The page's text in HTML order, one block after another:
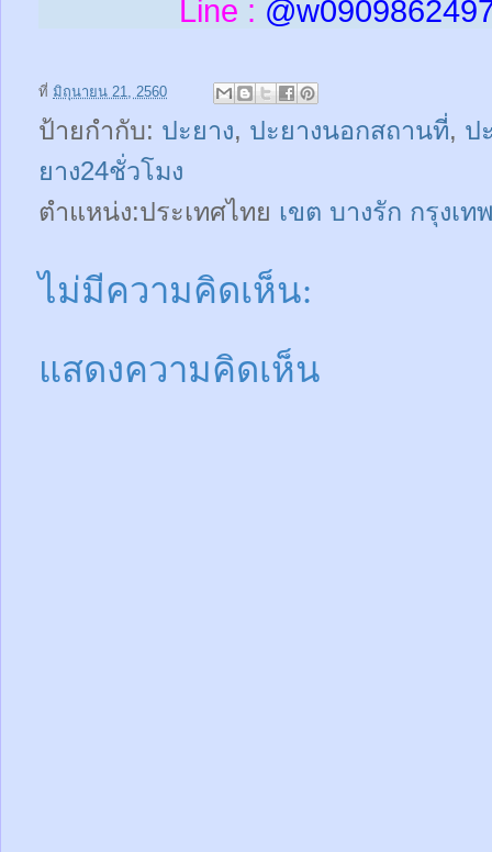
Line : @w
ที่ มิถุนายน 21, 2560
ป้ายกำกับ: ปะยาง, ปะยางนอกสถานที่, ป
ยาง24ชั่วโมง
ตำแหน่ง:ประเทศไทย เขต บางรัก กรุงเ
ไม่มีความคิดเห็น:
แสดงความคิดเห็น